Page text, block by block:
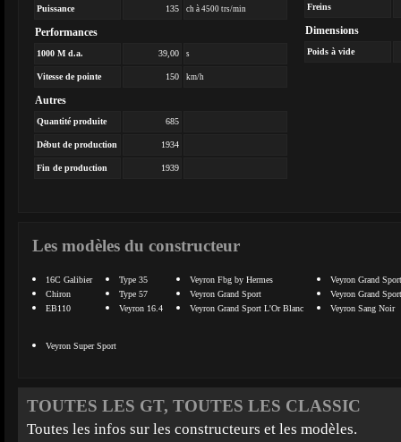
Puissance 135 ch à 4500 trs/min
Performances
1000 M d.a. 39,00 s
Vitesse de pointe 150 km/h
Autres
Quantité produite 685
Début de production 1934
Fin de production 1939
Freins
Dimensions
Poids à vide
Les modèles du constructeur
16C Galibier
Chiron
EB110
Type 35
Type 57
Veyron 16.4
Veyron Fbg by Hermes
Veyron Grand Sport
Veyron Grand Sport L'Or Blanc
Veyron Grand
Veyron Grand
Veyron Sang Noir
Veyron Super Sport
TOUTES LES GT, TOUTES LES CLASSIC
Toutes les infos sur les constructeurs et les modèles.